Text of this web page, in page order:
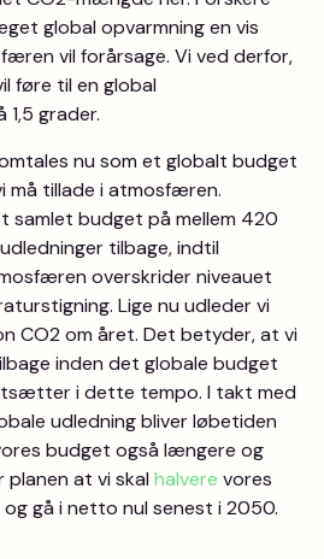
global opvarmning en vis
vil forårsage. Vi ved derfor,
føre til en global
grader.
nu som et globalt budget
må tillade i atmosfæren.
samlet budget på mellem 420
tilbage, indtil
overskrider niveauet
Lige nu udleder vi
CO2 om året. Det betyder, at vi
inden det globale budget
i dette tempo. I takt med
udledning bliver løbetiden
budget også længere og
at vi skal halvere vores
gå i netto nul senest i 2050.